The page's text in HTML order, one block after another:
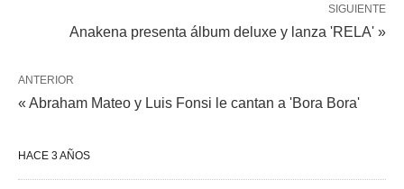
SIGUIENTE
Anakena presenta álbum deluxe y lanza 'RELA' »
ANTERIOR
« Abraham Mateo y Luis Fonsi le cantan a 'Bora Bora'
HACE 3 AÑOS